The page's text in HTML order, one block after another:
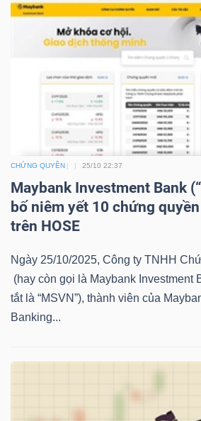
CHỨNG QUYỀN 25/10 22:37
Maybank Investment Bank
bố niêm yết 10 chứng
trên HOSE
Ngày 25/10/2025, Công ty TNHH
(hay còn gọi là Maybank Investment
tắt là “MSVN”), thành viên của
Banking...
ĐẦU
TRUY
XUẤT
Ngành
(-)
SECTOR
NĂNG